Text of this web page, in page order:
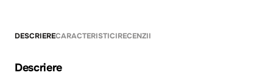
DESCRIERECARACTERISTICIRECENZII
Descriere